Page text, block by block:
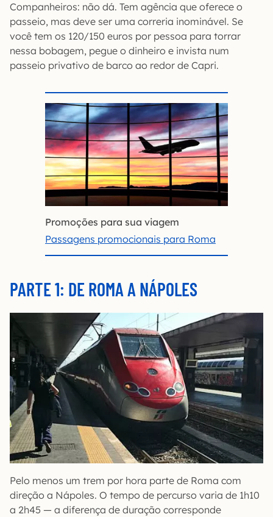
Companheiros: não dá. Tem agência que oferece o
passeio, mas deve ser uma correria inominável. Se
você tem os 120/150 euros por pessoa para torrar
nessa bobagem, pegue o dinheiro e invista num
passeio privativo de barco ao redor de Capri.
Promoções para sua viagem
Passagens promocionais para Roma
PARTE 1: DE ROMA A NÁPOLES
Pelo menos um trem por hora parte de Roma com
direção a Nápoles. O tempo de percurso varia de 1h10
a 2h45 — a diferença de duração corresponde